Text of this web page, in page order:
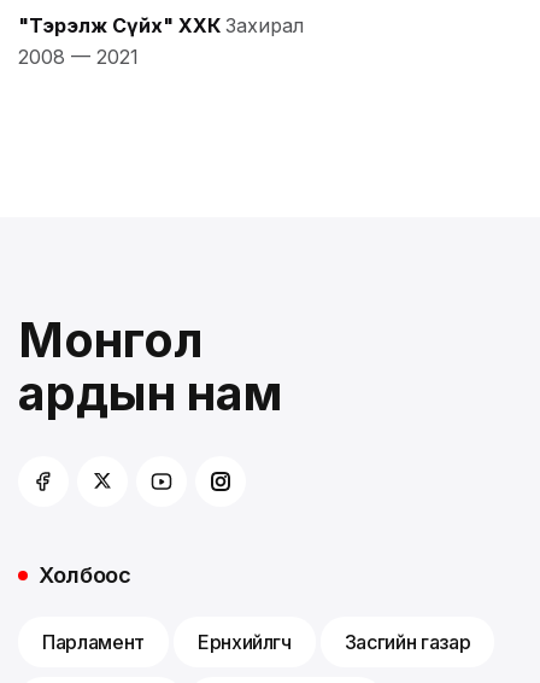
"Тэрэлж Сүйх" ХХК Захирал
2008 — 2021
Монгол
ардын нам
Холбоос
Парламент Ерөнхийлөгч Засгийн газар